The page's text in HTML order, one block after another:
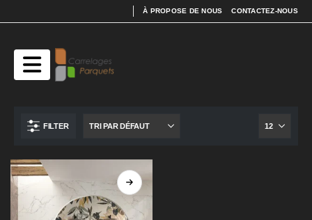
À PROPOSE DE NOUS CONTACTEZ-NOUS
FILTER